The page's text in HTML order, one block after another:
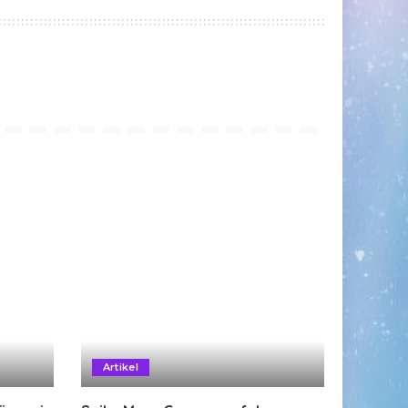
Artikel